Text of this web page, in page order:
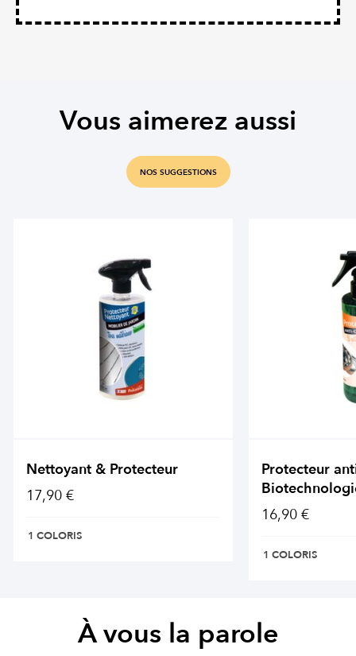
Vous aimerez aussi
NOS SUGGESTIONS
Nettoyant & Protecteur
17,90 €
1 COLORIS
Protecteur
16,90 €
1 COLORIS
À vous la parole